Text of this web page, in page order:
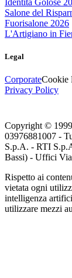
Salone del
Fuorisalone 2026
L'Artigiano in
Legal
CorporateCookie
Privacy Policy
Copyright ©
03976881007 -
S.p.A. - RTI
Bassi) - Uffici
Rispetto ai
vietata ogni
intelligenza
utilizzare mezzi